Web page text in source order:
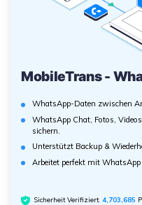
MobileTrans -
WhatsApp-Daten zwischen
WhatsApp Chat, Fotos,
sichern.
Unterstützt Backup &
Arbeitet perfekt mit
Sicherheit Verifiziert.4,703,685